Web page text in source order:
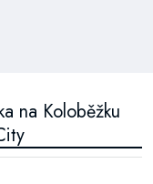
na Koloběžku